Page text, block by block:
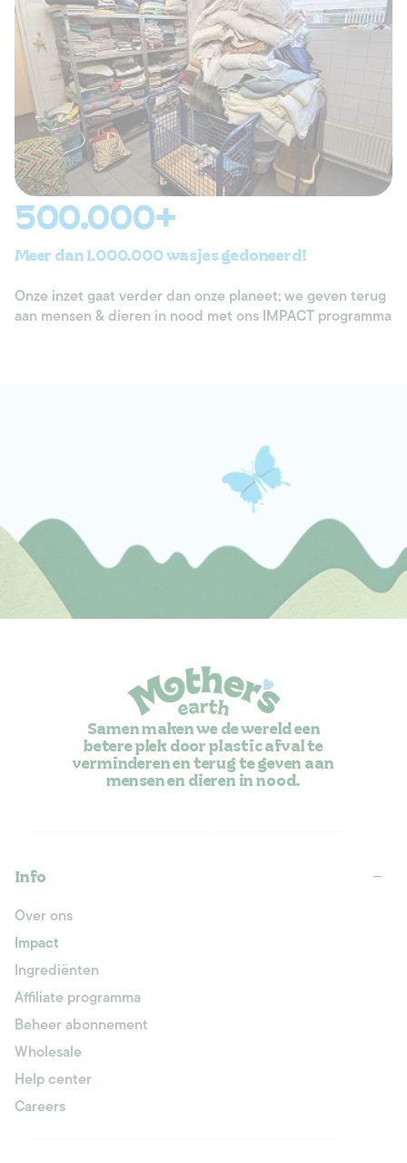
500.000+
Meer dan 1.000.000 wasjes gedoneerd!
Onze inzet gaat verder dan onze planeet; we geven terug
aan mensen & dieren in nood met ons IMPACT programma
Samen maken we de wereld een
betere plek door plastic afval te
verminderen en terug te geven aan
mensen en dieren in nood.
Info
Over ons
Impact
Ingrediënten
Affiliate programma
Beheer abonnement
Wholesale
Help center
Careers